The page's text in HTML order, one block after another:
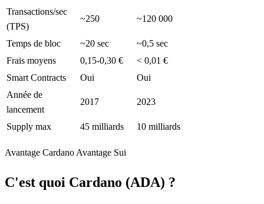
Transactions/sec
(TPS)
~250 ~120 000
Temps de bloc ~20 sec
~0,5 sec
Frais moyens
0,15-0,30 €
< 0,01 €
Smart Contracts
Oui
Oui
Année de
lancement
2017 2023
Supply max 45 milliards 10 milliards
Avantage Cardano Avantage Sui
C'est quoi Cardano (ADA) ?